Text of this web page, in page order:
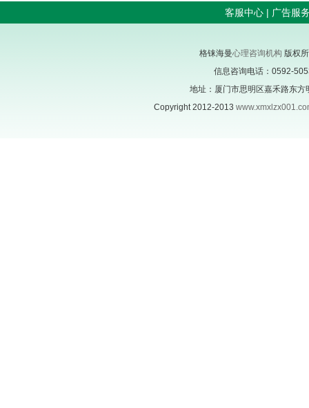
客服中心 | 广告服
格铼海曼心理咨询机构 版权
信息咨询电话：0592-
地址：厦门市思明区嘉禾路东
Copyright 2012-2013